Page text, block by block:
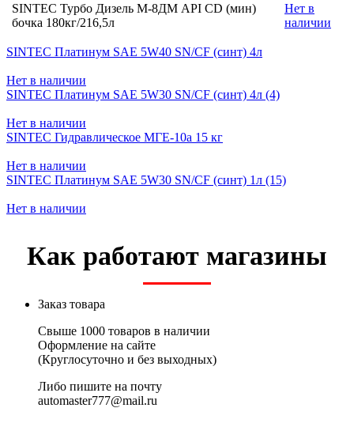
SINTEC Турбо Дизель М-8ДМ API CD (мин)
бочка 180кг/216,5л
Нет в
наличии
SINTEC Платинум SAE 5W40 SN/CF (синт) 4л
Нет в наличии
SINTEC Платинум SAE 5W30 SN/CF (синт) 4л (4)
Нет в наличии
SINTEC Гидравлическое МГЕ-10а 15 кг
Нет в наличии
SINTEC Платинум SAE 5W30 SN/CF (синт) 1л (15)
Нет в наличии
Как работают магазины
Заказ товара
Свыше 1000 товаров в наличии
Оформление на сайте
(Круглосуточно и без выходных)
Либо пишите на почту
automaster777@mail.ru